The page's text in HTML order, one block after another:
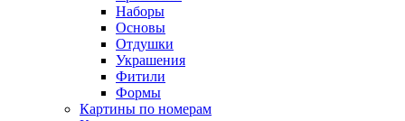
Наборы
Основы
Отдушки
Украшения
Фитили
Формы
Картины по номерам